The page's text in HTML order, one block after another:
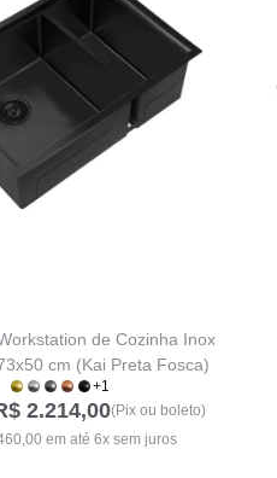
de Cozinha Inox
cm (Kai Preta Fosca)
+1
2.214,00(Pix ou boleto)
em até 6x sem juros